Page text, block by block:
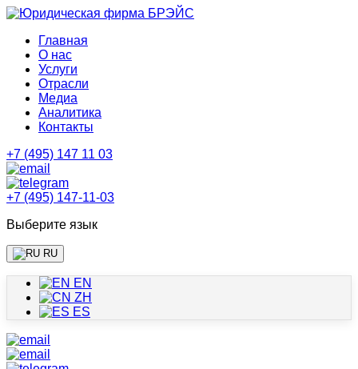
Главная
О нас
Услуги
Отрасли
Медиа
Аналитика
Контакты
+7 (495) 147 11 03
+7 (495) 147-11-03
Выберите язык
RU
EN
ZH
ES